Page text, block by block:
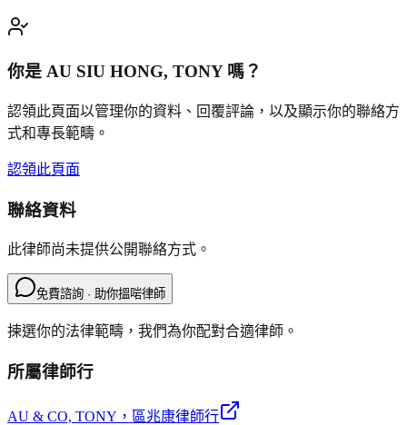
你是 AU SIU HONG, TONY嗎？
認領此頁面以管理你的資料、回覆評論，以及顯示你的聯絡方
式和專長範疇。
認領此頁面
聯絡資料
此律師尚未提供公開聯絡方式。
免費諮詢 · 助你搵啱律師
揀選你的法律範疇，我們為你配對合適律師。
所屬律師行
AU & CO, TONY ，區兆康律師行